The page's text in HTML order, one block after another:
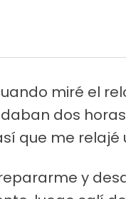
miré el
dos
que me relajé
y